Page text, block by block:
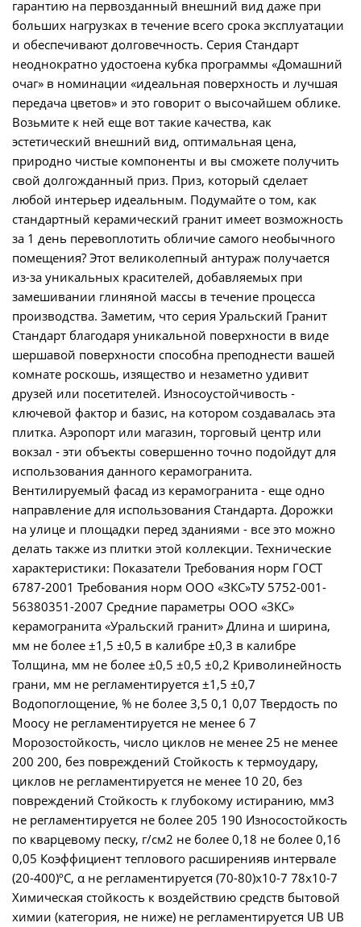
гарантию на первозданный внешний вид даже при
больших нагрузках в течение всего срока эксплуатации
и обеспечивают долговечность. Серия Стандарт
неоднократно удостоена кубка программы «Домашний
очаг» в номинации «идеальная поверхность и лучшая
передача цветов» и это говорит о высочайшем облике.
Возьмите к ней еще вот такие качества, как
эстетический внешний вид, оптимальная цена,
природно чистые компоненты и вы сможете получить
свой долгожданный приз. Приз, который сделает
любой интерьер идеальным. Подумайте о том, как
стандартный керамический гранит имеет возможность
за 1 день перевоплотить обличие самого необычного
помещения? Этот великолепный антураж получается
из-за уникальных красителей, добавляемых при
замешивании глиняной массы в течение процесса
производства. Заметим, что серия Уральский Гранит
Стандарт благодаря уникальной поверхности в виде
шершавой поверхности способна преподнести вашей
комнате роскошь, изящество и незаметно удивит
друзей или посетителей. Износоустойчивость -
ключевой фактор и базис, на котором создавалась эта
плитка. Аэропорт или магазин, торговый центр или
вокзал - эти объекты совершенно точно подойдут для
использования данного керамогранита.
Вентилируемый фасад из керамогранита - еще одно
направление для использования Стандарта. Дорожки
на улице и площадки перед зданиями - все это можно
делать также из плитки этой коллекции. Технические
характеристики: Показатели Требования норм ГОСТ
6787-2001 Требования норм ООО «ЗКС»ТУ 5752-001-
56380351-2007 Средние параметры ООО «ЗКС»
керамогранита «Уральский гранит» Длина и ширина,
мм не более ±1,5 ±0,5 в калибре ±0,3 в калибре
Толщина, мм не более ±0,5 ±0,5 ±0,2 Криволинейность
грани, мм не регламентируется ±1,5 ±0,7
Водопоглощение, % не более 3,5 0,1 0,07 Твердость по
Моосу не регламентируется не менее 6 7
Морозостойкость, число циклов не менее 25 не менее
200 200, без повреждений Стойкость к термоудару,
циклов не регламентируется не менее 10 20, без
повреждений Стойкость к глубокому истиранию, мм3
не регламентируется не более 205 190 Износостойкость
по кварцевому песку, г/см2 не более 0,18 не более 0,16
0,05 Коэффициент теплового расширенияв интервале
(20-400)ºС, α не регламентируется (70-80)х10-7 78х10-7
Химическая стойкость к воздействию средств бытовой
химии (категория, не ниже) не регламентируется UB UB